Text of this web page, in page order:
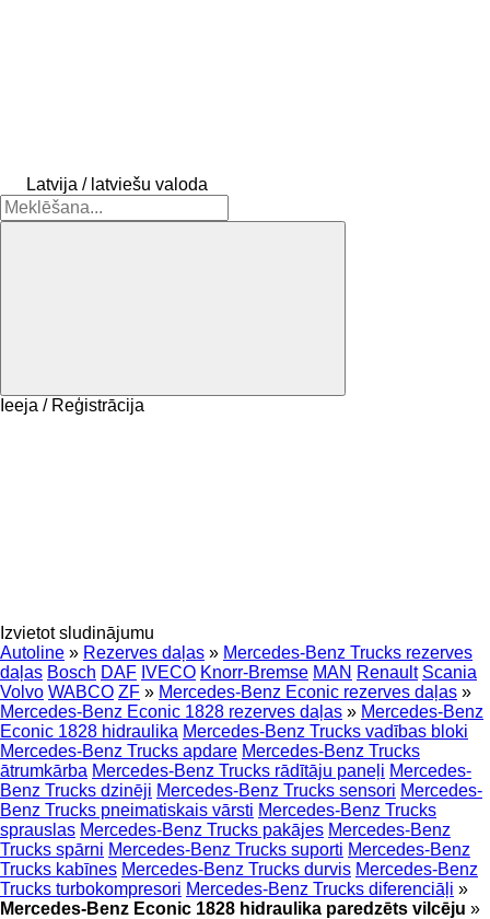
Latvija / latviešu valoda
Ieeja / Reģistrācija
Izvietot sludinājumu
Autoline » Rezerves daļas » Mercedes-Benz Trucks rezerves
daļas Bosch DAF IVECO Knorr-Bremse MAN Renault Scania
Volvo WABCO ZF » Mercedes-Benz Econic rezerves daļas »
Mercedes-Benz Econic 1828 rezerves daļas » Mercedes-Benz
Econic 1828 hidraulika Mercedes-Benz Trucks vadības bloki
Mercedes-Benz Trucks apdare Mercedes-Benz Trucks
ātrumkārba Mercedes-Benz Trucks rādītāju paneļi Mercedes-
Benz Trucks dzinēji Mercedes-Benz Trucks sensori Mercedes-
Benz Trucks pneimatiskais vārsti Mercedes-Benz Trucks
sprauslas Mercedes-Benz Trucks pakājes Mercedes-Benz
Trucks spārni Mercedes-Benz Trucks suporti Mercedes-Benz
Trucks kabīnes Mercedes-Benz Trucks durvis Mercedes-Benz
Trucks turbokompresori Mercedes-Benz Trucks diferenciāļi »
Mercedes-Benz Econic 1828 hidraulika paredzēts vilcēju »